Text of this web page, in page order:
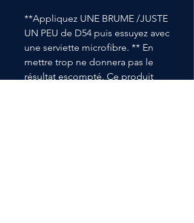
**Appliquez UNE BRUME /JUSTE
UN PEU de D54 puis essuyez avec
une serviette microfibre. ** En
mettre trop ne donnera pas le
résultat escompté. Ce produit